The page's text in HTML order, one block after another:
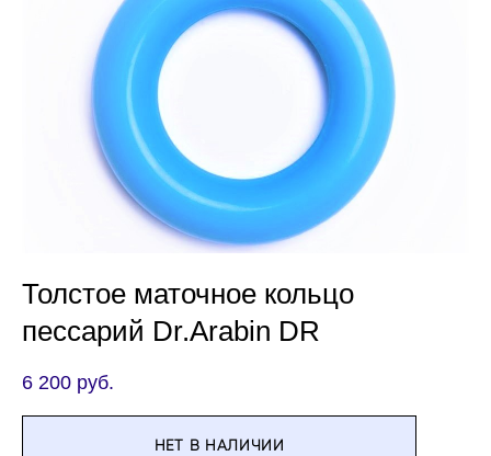
Толстое маточное кольцо
пессарий Dr.Arabin DR
6 200 pуб.
НЕТ В НАЛИЧИИ